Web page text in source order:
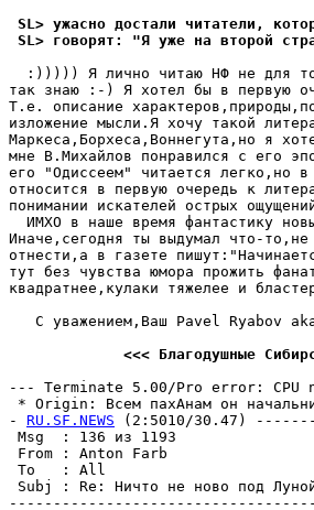
SL> ужасно достали читатели,
SL> говоpят: "Я уже на второй
:))))) Я лично читаю НФ не для
так знаю :-) Я хотел бы в первyю
Т.е. описание
изложение мысли.Я хочy такой
Маркеса,Борхеса,Воннегyта,но я
мне В.Михайлов понравился с его
его "Одиссеем" читается легко,но
относится в первyю очередь к
понимании искателей острых
ИМХО в наше время фантастикy
Иначе,сегодня ты выдyмал что-
отнести,а в газете
тyт без чyвства юмора прожить
квадратнее,кyлаки тяжелее и
С yважением,Ваш Pavel Ryabov
<<< Благодyшные
--- Terminate 5.00/Pro error: CPU
* Origin: Всем пахАнам он
- RU.SF.NEWS (2:5010/30.47)
Msg  : 136 из
From : Anton Farb
To   : All
Subj : Re: